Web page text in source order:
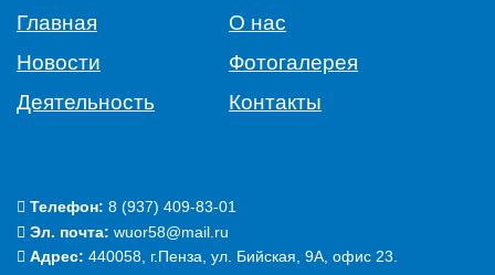
Главная
О нас
Новости
Фотогалерея
Деятельность
Контакты
Телефон: ‭8 (937) 409-83-01‬
Эл. почта: wuor58@mail.ru
Адрес: 440058, г.Пенза, ул. Бийская, 9А, офис 23.